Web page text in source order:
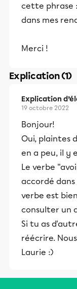
cette phrase
dans mes
Merci !
Explication (1)
Explication
19 octobre 2022
Bonjour!
Oui, plaintes
en a peu, il y
Le verbe
accordé dans
verbe est
consulter un
Si tu as
réécrire.
Laurie :)